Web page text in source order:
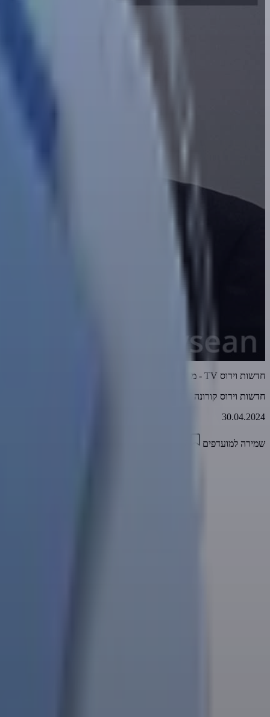
חדשות וירוס TV - מהדורה 949 • גרמניה מודה: המגיפה הייתה חרטא! • 30-04-2024
חדשות וירוס קורונה TV
30.04.2024
שמירה למועדפים